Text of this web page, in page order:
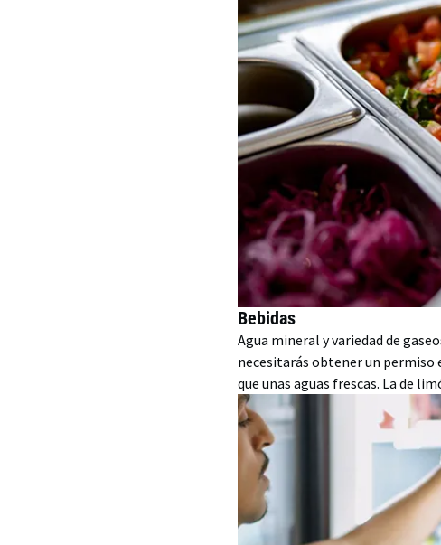
Bebidas
Agua mineral y variedad de
necesitarás obtener un permiso
que unas aguas frescas. La de